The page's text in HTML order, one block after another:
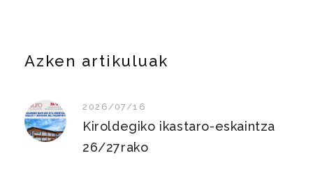
Azken artikuluak
2026/07/16
Kiroldegiko ikastaro-eskaintza
26/27rako